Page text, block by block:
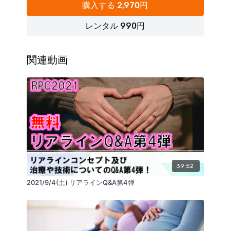
長崎リハビリテーション学院 理学療法学科卒
３．内容：
辛いこの時期を長引かせない！今まで経験したケース
を紹介いたします。
・産前産後ケアに関わる全ての方【パートナーやご自
身を含む】
・ISR®︎を用いた産前産後ケアのターゲットを知りたい
方
購入する 2,970円
レンタル 990円
関連動画
39:52
2021/9/4(土) リアラインQ&A第4弾